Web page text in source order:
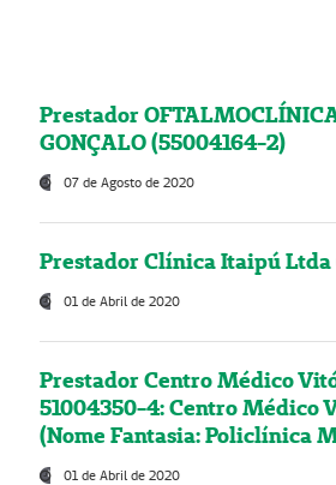
Prestador
GONÇALO (55004164-2)
07 de Agosto de 2020
Prestador Clínica Itaipú Ltda
01 de Abril de 2020
Prestador Centro Médico
51004350-4: Centro Médico
(Nome Fantasia: Policlínica
01 de Abril de 2020